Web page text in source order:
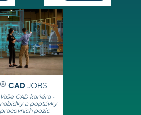
CAD JOBS
Vaše CAD kariéra -
nabídky a poptávky
pracovních pozic